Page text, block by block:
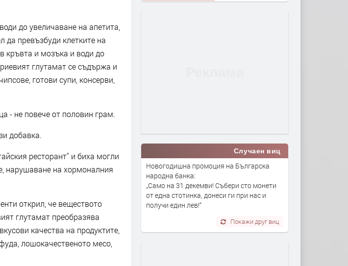
до увеличаване на апетита,
да превъзбуди клетките на
кръвта и мозъка и води до
глутамат се съдържа и
готови супи, консерви,
- не повече от половин грам.
добавка.
ресторант" и биха могли
нарушаване на хормоналния
открил, че веществото
глутамат преобразява
качества на продуктите,
лошокачественото месо,
Случаен виц
Новогодишна промоция на Българска
народна банка:
„Само на 31 декемви! Събери сто монети
от една стотинка, донеси ги при нас и
получи един лев!“
Покажи друг виц